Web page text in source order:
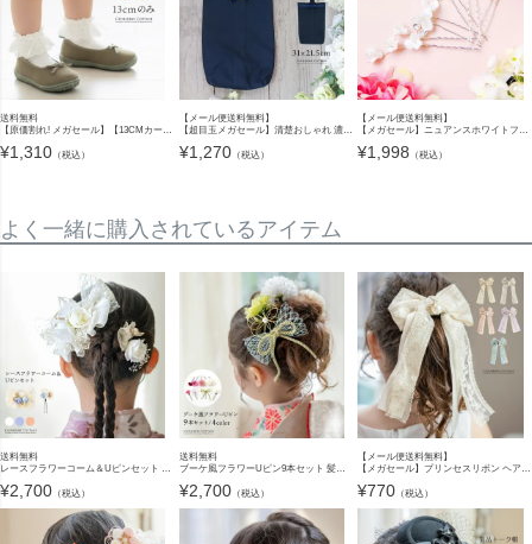
送料無料
【原価割れ! メガセール】【13CMカーキのみ】コットン バレエシューズ スリッポン シューズ 靴 子供靴 フォーマルシューズTAK 在庫限り
¥1,310 （税込）
【メール便送料無料】
【超目玉メガセール】清楚おしゃれ 濃紺シンプル上履きバッグ YUP12《メール便優先商品》
¥1,270（税込）
【メール便送料無料】
【メガセール】ニュアンスホワイトフラワーUピン 5本セット キャサリンコテージ YUP12《メール便優先商品》
¥1,998 （税込）
よく一緒に購入されているアイテム
送料無料
レースフラワーコーム＆Uピンセット 2点セット 和装 着物 袴 浴衣 ドレス 七五三 卒業式 花 リボン パール 髪飾り キッズ キャサリンコテージ TAK
¥2,700 （税込）
送料無料
ブーケ風フラワーUピン9本セット 髪飾り 和風 和装 卒業式 袴 七五三 成人式 振袖 造花 水引 リボン ヘアアクセサリー キッズ ジュニア レディース キャサリンコテージ TAK
¥2,700（税込）
【メール便送料無料】
【メガセール】プリンセスリボン ヘアクリップ 髪飾り 和装 袴にも アクセサリー ヘアアクセサリー キッズ 大人 YUP6《メール便優先商品》 キッズ キャサリンコテージ
¥770 （税込）